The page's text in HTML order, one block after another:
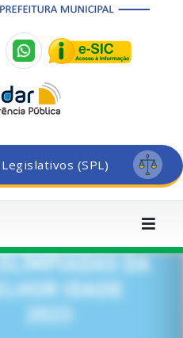
(SPL)